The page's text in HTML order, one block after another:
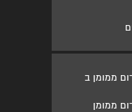
ממומן ב
ממומן